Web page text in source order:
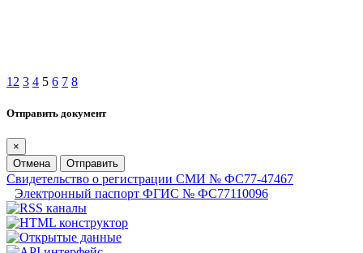
1 2 3 4 5 6 7 8
Отправить документ
×
Отмена
Отправить
Свидетельство о регистрации СМИ № ФС77-47467
Электронный паспорт ФГИС № ФС77110096